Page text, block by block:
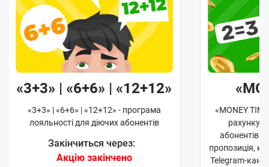
«3+3» | «6+6» | «12+12»
«3+3» | «6+6» | «12+12» - програма
лояльності для діючих абонентів
Закінчиться через:
Акцію закінчено
«MONEY
рахунку
абонентів.
пропозиція,
Telegram-